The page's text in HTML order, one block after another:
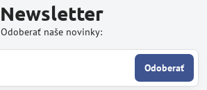
Newsletter
Odoberať naše novinky:
Odoberať